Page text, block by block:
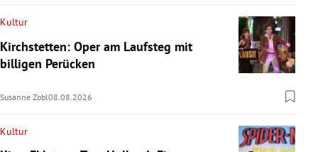
Kultur
Kirchstetten: Oper am Laufsteg mit
billigen Perücken
Susanne Zobl08.08.2026
Kultur